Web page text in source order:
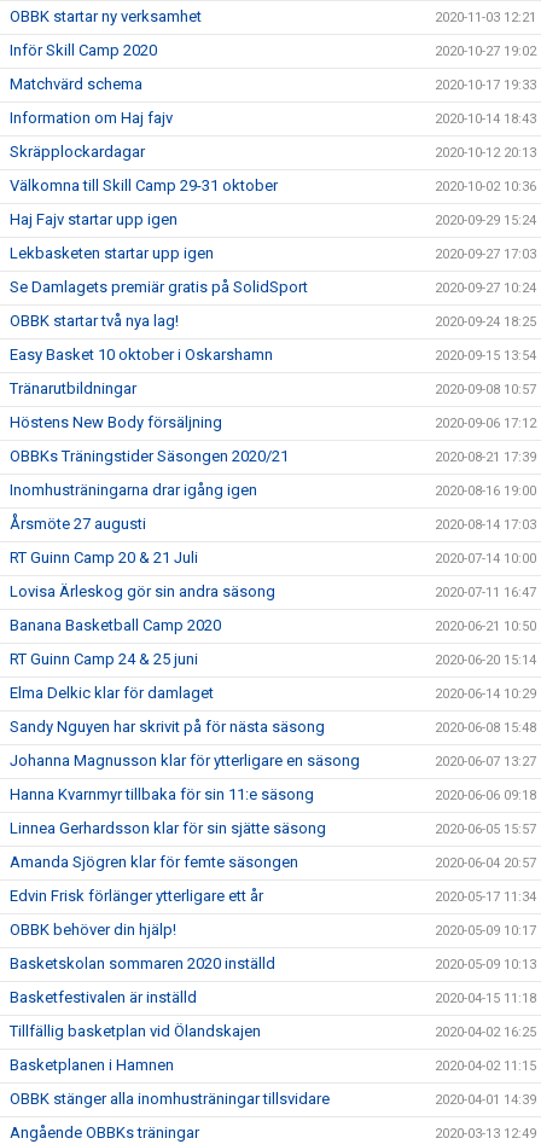
OBBK startar ny verksamhet 2020-11-03 12:21
Inför Skill Camp 2020 2020-10-27 19:02
Matchvärd schema 2020-10-17 19:33
Information om Haj fajv 2020-10-14 18:43
Skräpplockardagar 2020-10-12 20:13
Välkomna till Skill Camp 29-31 oktober 2020-10-02 10:36
Haj Fajv startar upp igen 2020-09-29 15:24
Lekbasketen startar upp igen 2020-09-27 17:03
Se Damlagets premiär gratis på SolidSport 2020-09-27 10:24
OBBK startar två nya lag! 2020-09-24 18:25
Easy Basket 10 oktober i Oskarshamn 2020-09-15 13:54
Tränarutbildningar 2020-09-08 10:57
Höstens New Body försäljning 2020-09-06 17:12
OBBKs Träningstider Säsongen 2020/21 2020-08-21 17:39
Inomhusträningarna drar igång igen 2020-08-16 19:00
Årsmöte 27 augusti 2020-08-14 17:03
RT Guinn Camp 20 & 21 Juli 2020-07-14 10:00
Lovisa Ärleskog gör sin andra säsong 2020-07-11 16:47
Banana Basketball Camp 2020 2020-06-21 10:50
RT Guinn Camp 24 & 25 juni 2020-06-20 15:14
Elma Delkic klar för damlaget 2020-06-14 10:29
Sandy Nguyen har skrivit på för nästa säsong 2020-06-08 15:48
Johanna Magnusson klar för ytterligare en säsong 2020-06-07 13:27
Hanna Kvarnmyr tillbaka för sin 11:e säsong 2020-06-06 09:18
Linnea Gerhardsson klar för sin sjätte säsong 2020-06-05 15:57
Amanda Sjögren klar för femte säsongen 2020-06-04 20:57
Edvin Frisk förlänger ytterligare ett år 2020-05-17 11:34
OBBK behöver din hjälp! 2020-05-09 10:17
Basketskolan sommaren 2020 inställd 2020-05-09 10:13
Basketfestivalen är inställd 2020-04-15 11:18
Tillfällig basketplan vid Ölandskajen 2020-04-02 16:25
Basketplanen i Hamnen 2020-04-02 11:15
OBBK stänger alla inomhusträningar tillsvidare 2020-04-01 14:39
Angående OBBKs träningar 2020-03-13 12:49